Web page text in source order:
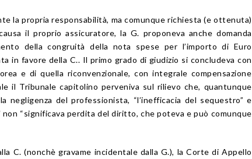
la propria responsabilità, ma comunque richiesta (e ottenuta)
il proprio assicuratore, la G. proponeva anche domanda
della congruità della nota spese per l’importo di Euro
in favore della C.. Il primo grado di giudizio si concludeva con
e di quella riconvenzionale, con integrale compensazione
il Tribunale capitolino perveniva sul rilievo che, quantunque
negligenza del professionista, “l’inefficacia del sequestro” e
non “significava perdita del diritto, che poteva e può comunque
C. (nonchè gravame incidentale dalla G.), la Corte di Appello